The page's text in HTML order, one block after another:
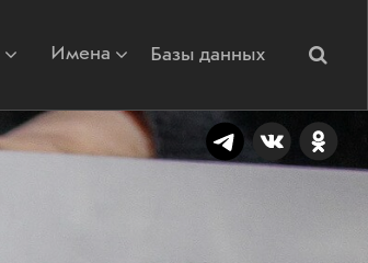
Имена Базы данных